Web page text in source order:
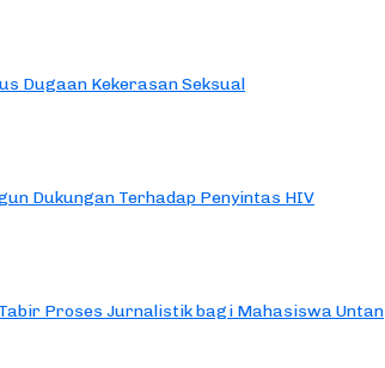
Dugaan Kekerasan Seksual
Dukungan Terhadap Penyintas HIV
Tabir Proses Jurnalistik bagi Mahasiswa Untan